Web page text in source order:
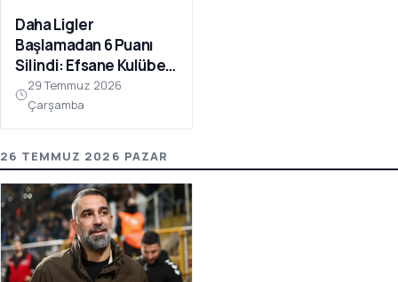
Daha Ligler
Başlamadan 6 Puanı
Silindi: Efsane Kulübe
FIFA Darbesi!
29 Temmuz 2026
Çarşamba
26 TEMMUZ 2026 PAZAR